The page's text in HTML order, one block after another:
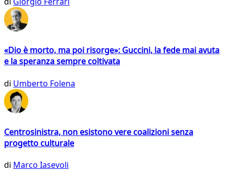
«Dio è morto, ma poi risorge»: Guccini, la fede mai avuta
e la speranza sempre coltivata
di Umberto Folena
Centrosinistra, non esistono vere coalizioni senza
progetto culturale
di Marco Iasevoli